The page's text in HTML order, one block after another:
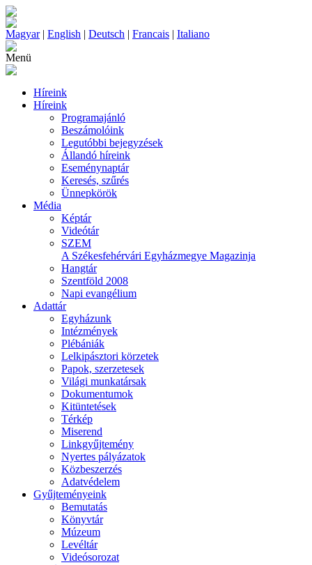
Magyar| English | Deutsch | Francais | Italiano
Menü
Híreink
Híreink
Programajánló
Beszámolóink
Legutóbbi bejegyzések
Állandó híreink
Eseménynaptár
Keresés, szűrés
Ünnepkörök
Média
Képtár
Videótár
SZEM
A Székesfehérvári Egyházmegye Magazinja
Hangtár
Szentföld 2008
Napi evangélium
Adattár
Egyházunk
Intézmények
Plébániák
Lelkipásztori körzetek
Papok, szerzetesek
Világi munkatársak
Dokumentumok
Kitüntetések
Térkép
Miserend
Linkgyűjtemény
Nyertes pályázatok
Közbeszerzés
Adatvédelem
Gyűjteményeink
Bemutatás
Könyvtár
Múzeum
Levéltár
Videósorozat